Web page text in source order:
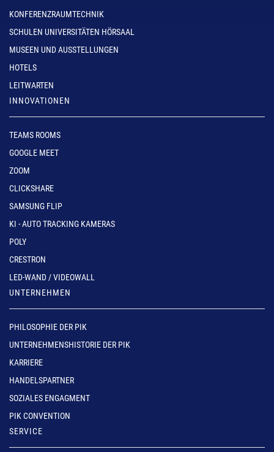
KONFERENZRAUMTECHNIK
SCHULEN UNIVERSITÄTEN HÖRSAAL
MUSEEN UND AUSSTELLUNGEN
HOTELS
LEITWARTEN
INNOVATIONEN
TEAMS ROOMS
GOOGLE MEET
ZOOM
CLICKSHARE
SAMSUNG FLIP
KI - AUTO TRACKING KAMERAS
POLY
CRESTRON
LED-WAND / VIDEOWALL
UNTERNEHMEN
PHILOSOPHIE DER PIK
UNTERNEHMENSHISTORIE DER PIK
KARRIERE
HANDELSPARTNER
SOZIALES ENGAGMENT
PIK CONVENTION
SERVICE